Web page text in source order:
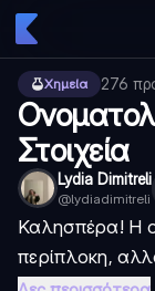
Χημεία 276
Στοιχεία
Lydia Dimitreli
@lydiadimitreli
Καλησπέρα! Η
περίπλοκη,